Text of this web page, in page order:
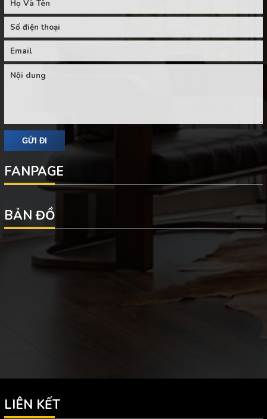
FANPAGE
BẢN ĐỒ
LIÊN KẾT